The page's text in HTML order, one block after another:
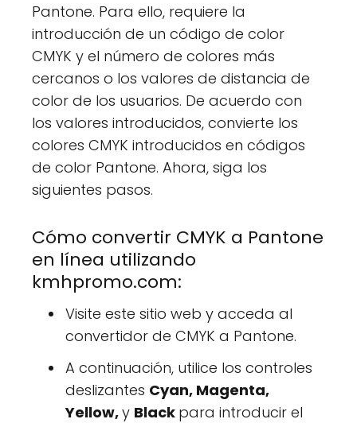
Pantone. Para ello, requiere la
introducción de un código de color
CMYK y el número de colores más
cercanos o los valores de distancia de
color de los usuarios. De acuerdo con
los valores introducidos, convierte los
colores CMYK introducidos en códigos
de color Pantone. Ahora, siga los
siguientes pasos.
Cómo convertir CMYK a Pantone
en línea utilizando
kmhpromo.com:
Visite este sitio web y acceda al
convertidor de CMYK a Pantone.
A continuación, utilice los controles
deslizantes Cyan, Magenta,
Yellow,y Black para introducir el